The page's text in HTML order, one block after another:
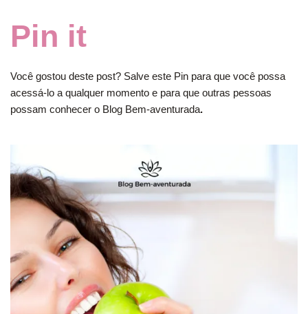
Pin it
Você gostou deste post? Salve este Pin para que você possa
acessá-lo a qualquer momento e para que outras pessoas
possam conhecer o Blog Bem-aventurada.